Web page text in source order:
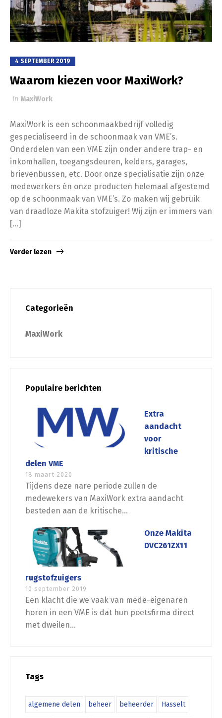
4 SEPTEMBER 2019
Waarom kiezen voor MaxiWork?
in MaxiWork
MaxiWork is een schoonmaakbedrijf volledig
gespecialiseerd in de schoonmaak van VME’s.
Onderdelen van een VME zijn onder andere trap- en
inkomhallen, toegangsdeuren, kelders, garages,
brievenbussen, etc. Door onze specialisatie zijn onze
medewerkers én onze producten helemaal afgestemd
op de schoonmaak van VME’s. Zo maken wij gebruik
van draadloze Makita stofzuiger! Wij zijn er immers van
[…]
Verder lezen
Categorieën
MaxiWork
Populaire berichten
Extra
aandacht
voor
kritische
delen VME
18 maart 2020
Tijdens deze nare periode zullen de
medewekers van MaxiWork extra aandacht
besteden aan de kritische...
Onze Makita
DVC261ZX11
rugstofzuigers
10 september 2019
Een klacht die we vaak van mede-eigenaren
horen in een VME is dat hun poetsfirma direct
met dweilen...
Tags
algemene delen beheer beheerder Hasselt